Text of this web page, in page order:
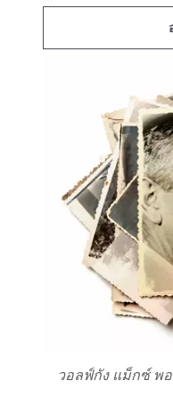
วอลฟ์กัง แม็กซ์ พอ